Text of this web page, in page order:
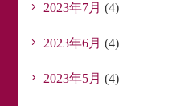
2023年7月 (4)
2023年6月 (4)
2023年5月 (4)